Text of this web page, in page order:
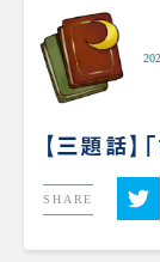
【三題話】
SHARE